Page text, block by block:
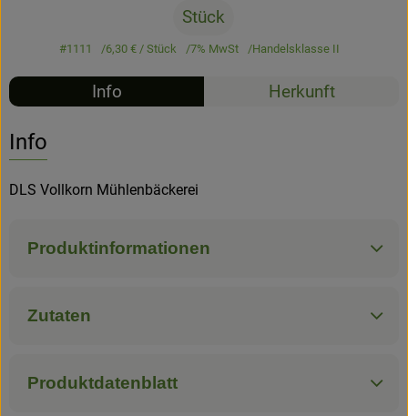
Hofladen
Stück
#1111 6,30 € / Stück 7% MwSt Handelsklasse II
Info Herkunft
Info
DLS Vollkorn Mühlenbäckerei
Produktinformationen
Zutaten
Produktdatenblatt